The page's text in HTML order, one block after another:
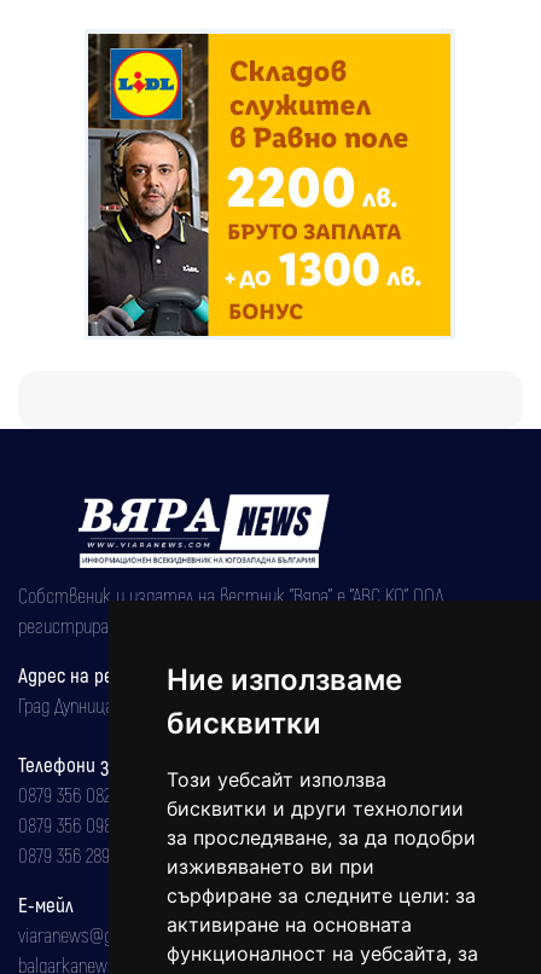
Ние използваме
бисквитки
Този уебсайт използва
бисквитки и други технологии
за проследяване, за да подобри
изживяването ви при
сърфиране за следните цели: за
активиране на основната
функционалност на уебсайта, за
Собственик и издател на вестник "Вяра" е "АВС КО" ООД,
регистрирана на 08.05.2002 година.
Адрес на редакцията
Град Дупница, ул.''Христо Ботев" 43
Телефони за реклама и абонаменти
0879 356 082
0879 356 098
0879 356 289
Е-мейл
viaranews@gmail.com
balgarkanews@gmail.com